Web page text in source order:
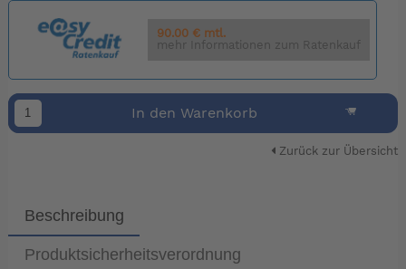
90.00 € mtl.
mehr Informationen zum Ratenkauf
In den Warenkorb
Zurück zur Übersicht
Beschreibung
Produktsicherheitsverordnung